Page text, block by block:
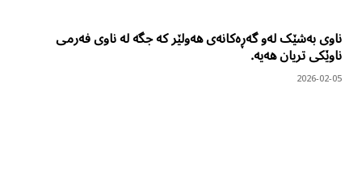
ناوی بەشێک لەو گەڕەکانەی هەولێر کە جگە لە ناوی فەرمی
ناوێکی تریان هەیە.
2026-02-05